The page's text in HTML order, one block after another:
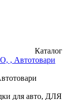
Каталог